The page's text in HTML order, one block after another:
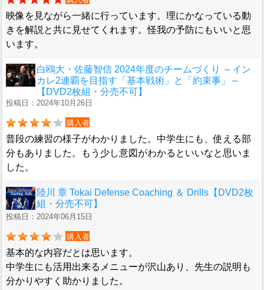
映像を見ながら一緒に行っています。理にかなっている動
きを解説と共に見せてくれます。怪我の予防にもいいと思
います。
白鴎大・佐藤智信 2024年度のチームづくり ～イン
カレ2連覇を目指す「基本戦術」と「約束事」～
【DVD2枚組・分売不可】
投稿日：2024年10月26日
購入者
普段の練習の様子がわかりました。中学生にも、使える部
分もありました。もう少し意図がわかるといいなと思いま
した。
陸川 章 Tokai Defense Coaching ＆ Drills【DVD2枚
組・分売不可】
投稿日：2024年06月15日
購入者
基本的な内容だとは思います。
中学生にも活用出来るメニューが沢山あり、先生の説明も
分かりやすく助かりました。